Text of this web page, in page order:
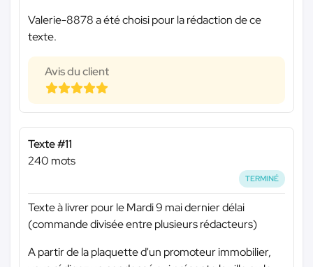
Valerie-8878 a été choisi pour la rédaction de ce
texte.
Avis du client
Texte #11
240 mots
TERMINÉ
Texte à livrer pour le Mardi 9 mai dernier délai
(commande divisée entre plusieurs rédacteurs)
A partir de la plaquette d'un promoteur immobilier,